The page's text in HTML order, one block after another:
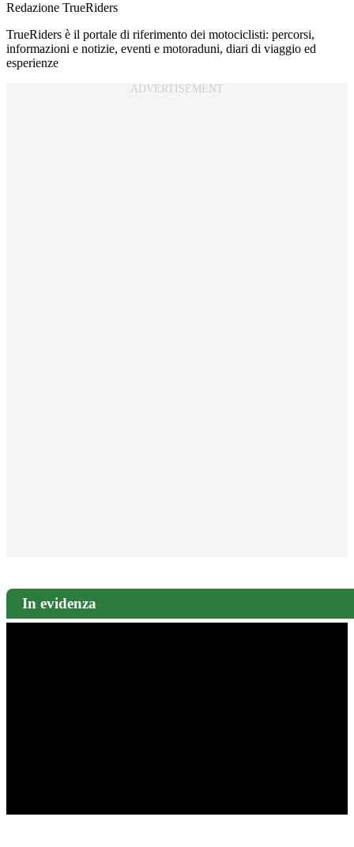
Redazione TrueRiders
TrueRiders è il portale di riferimento dei motociclisti: percorsi,
informazioni e notizie, eventi e motoraduni, diari di viaggio ed
esperienze
In evidenza